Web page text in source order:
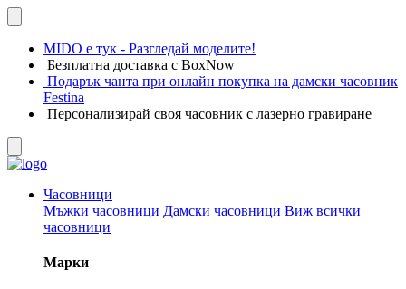
MIDO е тук - Разгледай моделите!
Безплатна доставка с BoxNow
Подарък чанта при онлайн покупка на дамски часовник
Festina
Персонализирай своя часовник с лазерно гравиране
Часовници
Мъжки часовници Дамски часовници Виж всички
часовници
Марки